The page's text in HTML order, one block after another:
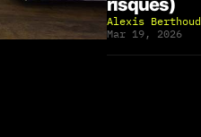
risques)
Alexis Berthoud
Mar 19, 2026